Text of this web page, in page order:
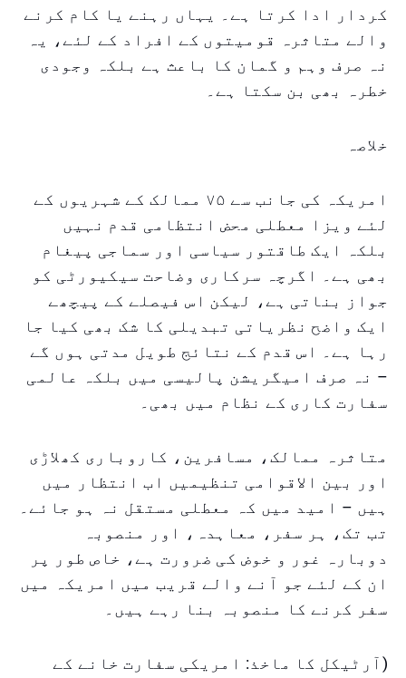
کردار ادا کرتا ہے۔ یہاں رہنے یا کام کرنے
والے متاثرہ قومیتوں کے افراد کے لئے، یہ
نہ صرف وہم و گمان کا باعث ہے بلکہ وجودی
خطرہ بھی بن سکتا ہے۔
خلاصہ
امریکہ کی جانب سے ۷۵ ممالک کے شہریوں کے
لئے ویزا معطلی محض انتظامی قدم نہیں
بلکہ ایک طاقتور سیاسی اور سماجی پیغام
بھی ہے۔ اگرچہ سرکاری وضاحت سیکیورٹی کو
جواز بناتی ہے، لیکن اس فیصلے کے پیچھے
ایک واضح نظریاتی تبدیلی کا شک بھی کیا جا
رہا ہے۔ اس قدم کے نتائج طویل مدتی ہوں گے
– نہ صرف امیگریشن پالیسی میں بلکہ عالمی
سفارت کاری کے نظام میں بھی۔
متاثرہ ممالک، مسافرین، کاروباری کھلاڑی
اور بین الاقوامی تنظیمیں اب انتظار میں
ہیں – امید میں کہ معطلی مستقل نہ ہو جائے۔
تب تک، ہر سفر، معاہدہ، اور منصوبہ
دوبارہ غور و خوض کی ضرورت ہے، خاص طور پر
ان کے لئے جو آنے والے قریب میں امریکہ میں
سفر کرنے کا منصوبہ بنا رہے ہیں۔
(آرٹیکل کا ماخذ: امریکی سفارت خانے کے